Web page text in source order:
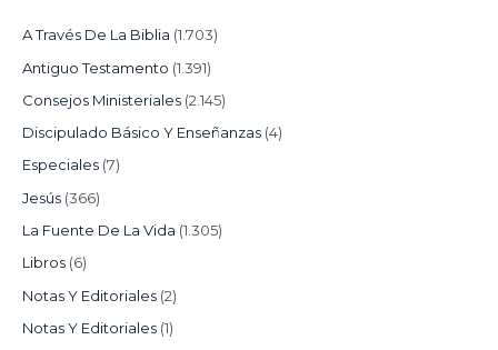
A Través De La Biblia (1.703)
Antiguo Testamento (1.391)
Consejos Ministeriales (2.145)
Discipulado Básico Y Enseñanzas (4)
Especiales (7)
Jesús (366)
La Fuente De La Vida (1.305)
Libros (6)
Notas Y Editoriales (2)
Notas Y Editoriales (1)